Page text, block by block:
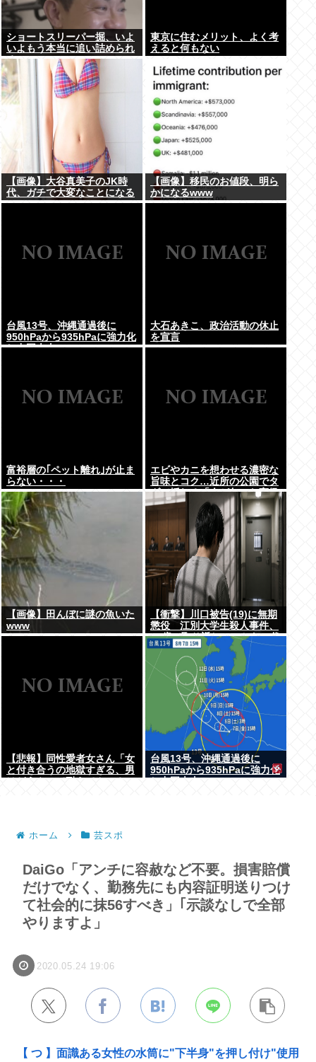
ショートスリーパー掘、いよ
いよもう本当に追い詰められ
る
東京に住むメリット、よく考
えると何もない
【画像】大谷真美子のJK時
代、ガチで大変なことになる
www
【画像】移民のお値段、明ら
かになるwww
台風13号、沖縄通過後に
950hPaから935hPaに強力化
し中国本土へwww
大石あきこ、政治活動の休止
を宣言
富裕層の｢ペット離れ｣が止ま
らない・・・
エビやカニを想わせる濃密な
旨味とコク…近所の公園でタ
ダで採れる「今が旬」な高級
食材の名前
【画像】田んぼに謎の魚いた
www
【衝撃】川口被告(19)に無期
懲役 江別大学生殺人事件、
19歳で取り返しのつかない代
償を背負うことに
【悲報】同性愛者女さん「女
と付き合うの地獄すぎる、男
台風13号、沖縄通過後に
950hPaから935hPaに強力化
ホーム 芸スポ
DaiGo「アンチに容赦など不要。損害賠償
だけでなく、勤務先にも内容証明送りつけ
て社会的に抹56すべき」｢示談なしで全部
やりますよ」
2020.05.24 19:06
【 つ 】面識ある女性の水筒に"下半身"を押し付け"使用